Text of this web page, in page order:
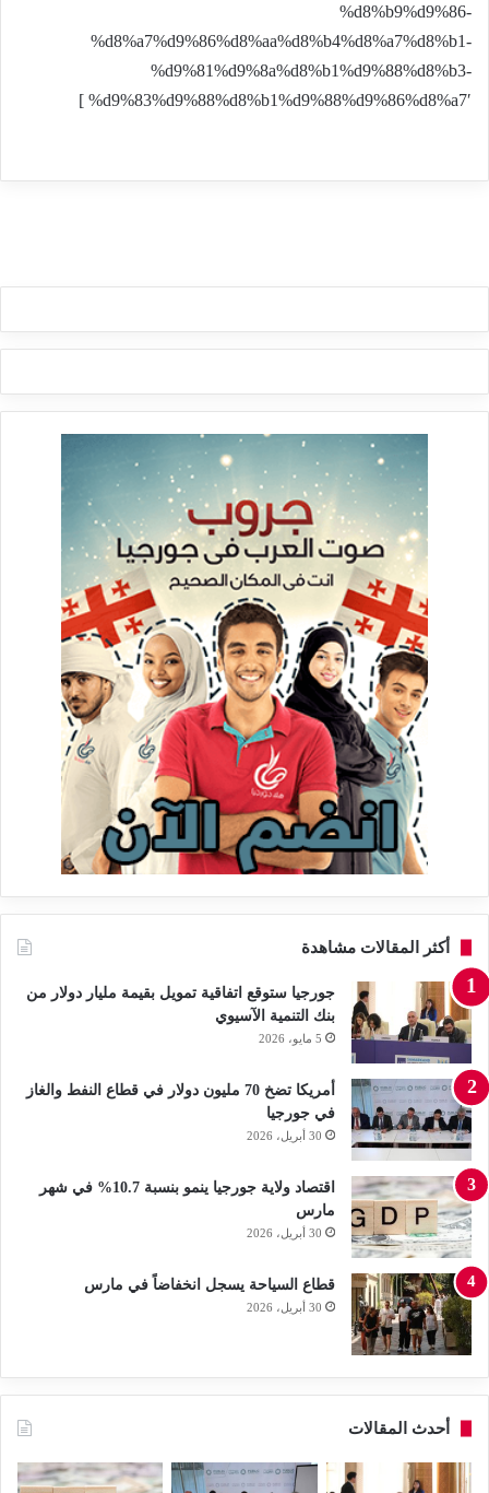
%d8%b9%d9%86-
%d8%a7%d9%86%d8%aa%d8%b4%d8%a7%d8%b1-
%d9%81%d9%8a%d8%b1%d9%88%d8%b3-
%d9%83%d9%88%d8%b1%d9%88%d9%86%d8%a7′ ]
أكثر المقالات مشاهدة
جورجيا ستوقع اتفاقية تمويل بقيمة مليار دولار من
بنك التنمية الآسيوي
5 مايو، 2026
أمريكا تضخ 70 مليون دولار في قطاع النفط والغاز
في جورجيا
30 أبريل، 2026
اقتصاد ولاية جورجيا ينمو بنسبة 10.7% في شهر
مارس
30 أبريل، 2026
قطاع السياحة يسجل انخفاضاً في مارس
30 أبريل، 2026
أحدث المقالات